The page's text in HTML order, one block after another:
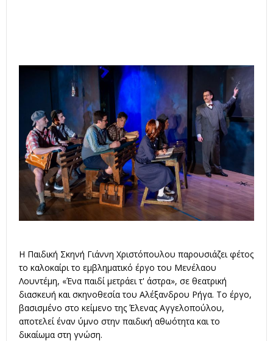
Η Παιδική Σκηνή Γιάννη Χριστόπουλου παρουσιάζει φέτος
το καλοκαίρι το εμβληματικό έργο του Μενέλαου
Λουντέμη, «Ένα παιδί μετράει τ' άστρα», σε θεατρική
διασκευή και σκηνοθεσία του Αλέξανδρου Ρήγα. Το έργο,
βασισμένο στο κείμενο της Έλενας Αγγελοπούλου,
αποτελεί έναν ύμνο στην παιδική αθωότητα και το
δικαίωμα στη γνώση.